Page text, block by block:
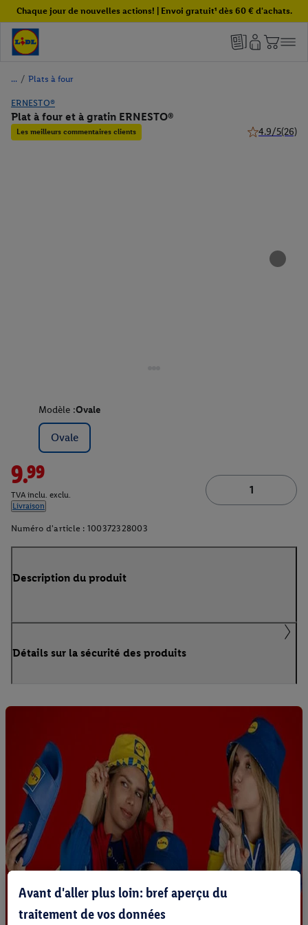
Chaque jour de nouvelles actions! | Envoi gratuit¹ dès 60 € d'achats.
/ Plats à four
ERNESTO®
Plat à four et à gratin ERNESTO®
Les meilleurs commentaires clients 4.9/5(26)
Modèle :Ovale
Ovale
9.99
TVA inclu. exclu.
Livraison
Numéro d'article : 100372328003
Description du produit
Détails sur la sécurité des produits
Avant d'aller plus loin: bref aperçu du
traitement de vos données